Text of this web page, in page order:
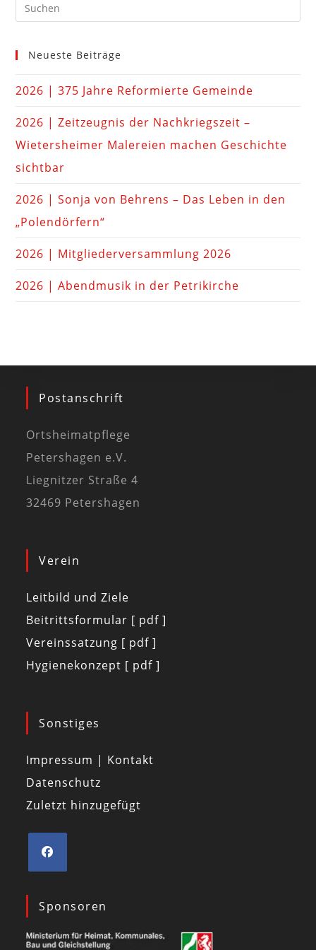
Neueste Beiträge
2026 | 375 Jahre Reformierte Gemeinde
2026 | Zeitzeugnis der Nachkriegszeit –
Wietersheimer Malereien machen Geschichte
sichtbar
2026 | Sonja von Behrens – Das Leben in den
„Polendörfern“
2026 | Mitgliederversammlung 2026
2026 | Abendmusik in der Petrikirche
Postanschrift
Ortsheimatpflege
Petershagen e.V.
Liegnitzer Straße 4
32469 Petershagen
Verein
Leitbild und Ziele
Beitrittsformular [ pdf ]
Vereinssatzung [ pdf ]
Hygienekonzept [ pdf ]
Sonstiges
Impressum | Kontakt
Datenschutz
Zuletzt hinzugefügt
Sponsoren